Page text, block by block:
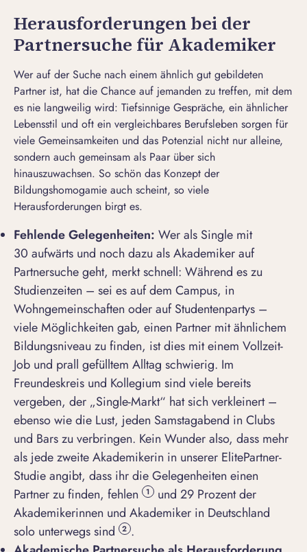
Herausforderungen bei der
Partnersuche für Akademiker
Wer auf der Suche nach einem ähnlich gut gebildeten
Partner ist, hat die Chance auf jemanden zu treffen, mit dem
es nie langweilig wird: Tiefsinnige Gespräche, ein ähnlicher
Lebensstil und oft ein vergleichbares Berufsleben sorgen für
viele Gemeinsamkeiten und das Potenzial nicht nur alleine,
sondern auch gemeinsam als Paar über sich
hinauszuwachsen. So schön das Konzept der
Bildungshomogamie auch scheint, so viele
Herausforderungen birgt es.
Fehlende Gelegenheiten: Wer als Single mit
30 aufwärts und noch dazu als Akademiker auf
Partnersuche geht, merkt schnell: Während es zu
Studienzeiten – sei es auf dem Campus, in
Wohngemeinschaften oder auf Studentenpartys –
viele Möglichkeiten gab, einen Partner mit ähnlichem
Bildungsniveau zu finden, ist dies mit einem Vollzeit-
Job und prall gefülltem Alltag schwierig. Im
Freundeskreis und Kollegium sind viele bereits
vergeben, der „Single-Markt“ hat sich verkleinert –
ebenso wie die Lust, jeden Samstagabend in Clubs
und Bars zu verbringen. Kein Wunder also, dass mehr
als jede zweite Akademikerin in unserer ElitePartner-
Studie angibt, dass ihr die Gelegenheiten einen
Partner zu finden, fehlen
1 und 29 Prozent der
Akademikerinnen und Akademiker in Deutschland
solo unterwegs sind
2 .